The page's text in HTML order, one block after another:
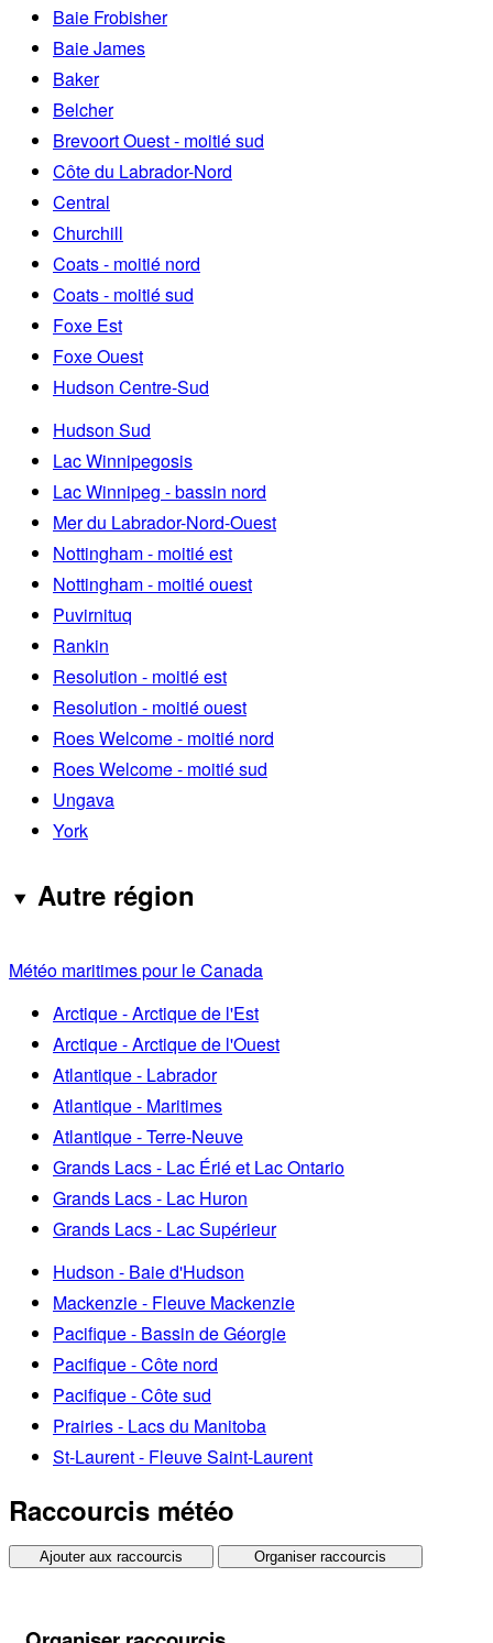
Baie Frobisher
Baie James
Baker
Belcher
Brevoort Ouest - moitié sud
Côte du Labrador-Nord
Central
Churchill
Coats - moitié nord
Coats - moitié sud
Foxe Est
Foxe Ouest
Hudson Centre-Sud
Hudson Sud
Lac Winnipegosis
Lac Winnipeg - bassin nord
Mer du Labrador-Nord-Ouest
Nottingham - moitié est
Nottingham - moitié ouest
Puvirnituq
Rankin
Resolution - moitié est
Resolution - moitié ouest
Roes Welcome - moitié nord
Roes Welcome - moitié sud
Ungava
York
Autre région
Météo maritimes pour le Canada
Arctique - Arctique de l'Est
Arctique - Arctique de l'Ouest
Atlantique - Labrador
Atlantique - Maritimes
Atlantique - Terre-Neuve
Grands Lacs - Lac Érié et Lac Ontario
Grands Lacs - Lac Huron
Grands Lacs - Lac Supérieur
Hudson - Baie d'Hudson
Mackenzie - Fleuve Mackenzie
Pacifique - Bassin de Géorgie
Pacifique - Côte nord
Pacifique - Côte sud
Prairies - Lacs du Manitoba
St-Laurent - Fleuve Saint-Laurent
Raccourcis météo
Ajouter aux raccourcis Organiser raccourcis